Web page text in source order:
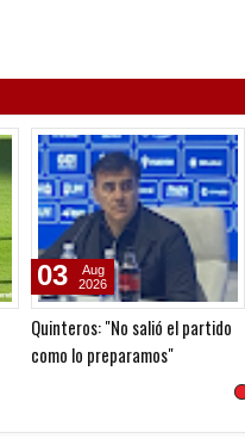
Cedrés, también al Globo
31
Jul
2026